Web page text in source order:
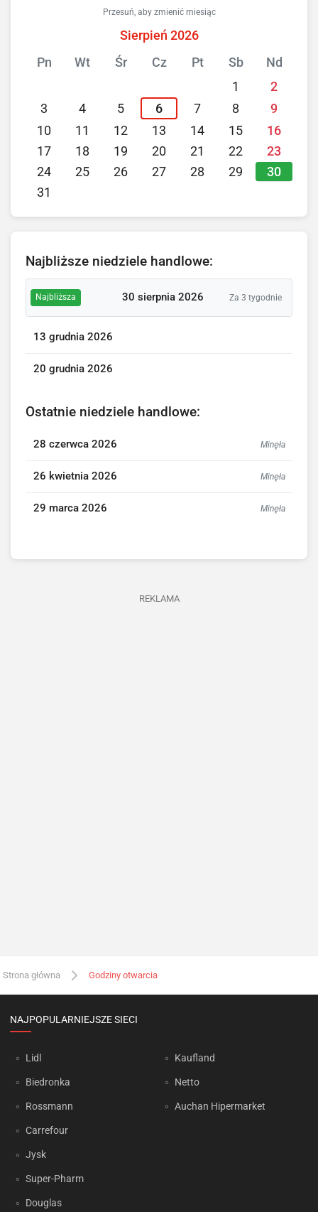
Przesuń, aby zmienić miesiąc
Sierpień 2026
Pn
Wt Śr Cz Pt Sb
Nd
1
2
3
4 5 6 7 8
9
10
11 12 13 14 15
16
17
18 19 20 21 22
23
24
25 26 27 28 29 30
31
Najbliższe niedziele handlowe:
Najbliższa 30 sierpnia 2026 Za 3 tygodnie
13 grudnia 2026
20 grudnia 2026
Ostatnie niedziele handlowe:
28 czerwca 2026 Minęła
26 kwietnia 2026 Minęła
29 marca 2026 Minęła
REKLAMA
Strona główna Godziny otwarcia
NAJPOPULARNIEJSZE SIECI
Lidl
Biedronka
Rossmann
Carrefour
Jysk
Super-Pharm
Douglas
Kaufland
Netto
Auchan Hipermarket